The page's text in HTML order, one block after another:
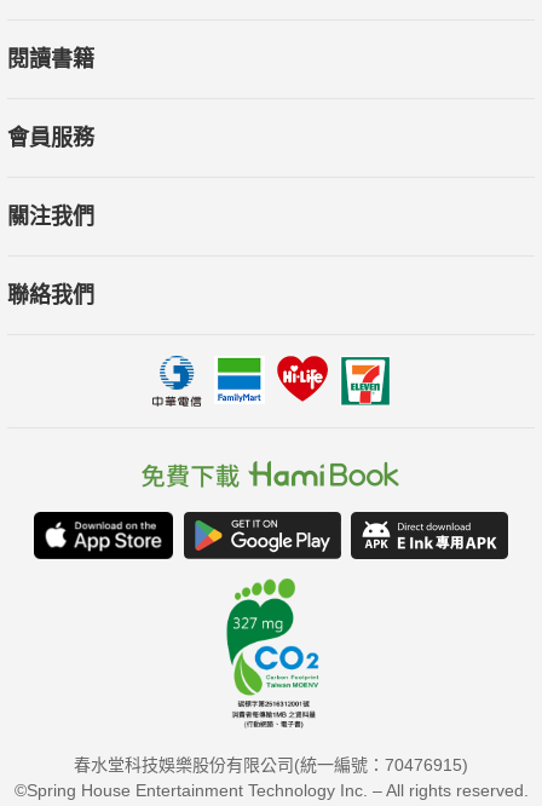
閱讀書籍
會員服務
關注我們
聯絡我們
春水堂科技娛樂股份有限公司(統一編號：70476915)
©Spring House Entertainment Technology Inc. – All rights reserved.